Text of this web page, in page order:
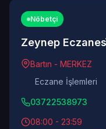
Nöbetçi
Zeynep
Bartın - MERKEZ
Eczane İşlemleri
03722538973
08:00 - 23:59